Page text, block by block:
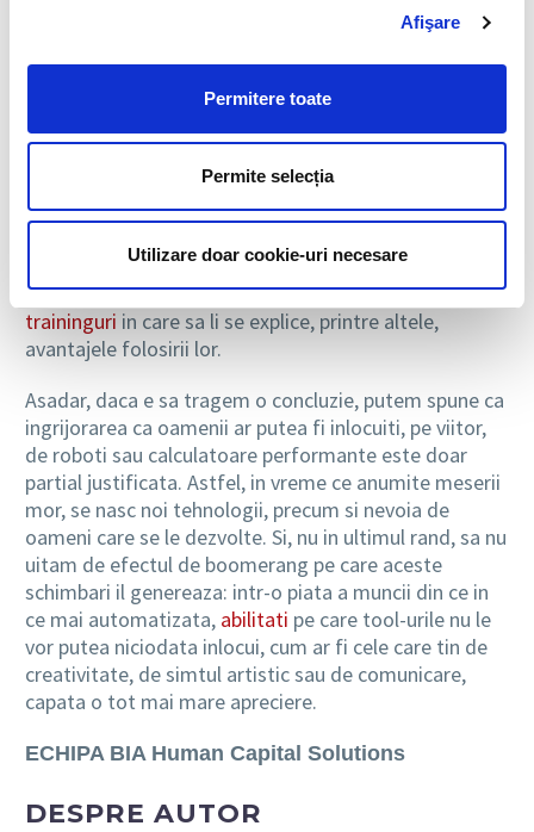
Afişare
Permitere toate
Permite selecția
Utilizare doar cookie-uri necesare
reticenta, introducerea noilor tehnologii are, de cele
continua schimbare si, cel mai probabil, in timpul
dedicat citirii acestui articol o noua tehnologie capata
contur intr-un alt colt de lume, astfel ca organizatiile
beneficiile aderarii la nou si sa se bucure de ele. Exista
si posibilitatea ca unii angajati sa nu priveasca cu ochi
pe o corvoada sau, mai rau, ca pe un factor care le
pune jobul in pericol, este bine sa beneficieze de
traininguri in care sa li se explice, printre altele,
avantajele folosirii lor.
Asadar, daca e sa tragem o concluzie, putem spune ca
ingrijorarea ca oamenii ar putea fi inlocuiti, pe viitor,
de roboti sau calculatoare performante este doar
partial justificata. Astfel, in vreme ce anumite meserii
mor, se nasc noi tehnologii, precum si nevoia de
oameni care se le dezvolte. Si, nu in ultimul rand, sa nu
uitam de efectul de boomerang pe care aceste
schimbari il genereaza: intr-o piata a muncii din ce in
ce mai automatizata, abilitati pe care tool-urile nu le
vor putea niciodata inlocui, cum ar fi cele care tin de
creativitate, de simtul artistic sau de comunicare,
capata o tot mai mare apreciere.
ECHIPA BIA Human Capital Solutions
DESPRE AUTOR